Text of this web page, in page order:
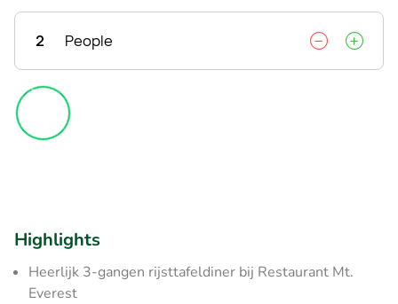
2 People
Highlights
Heerlijk 3-gangen rijsttafeldiner bij Restaurant Mt.
Everest